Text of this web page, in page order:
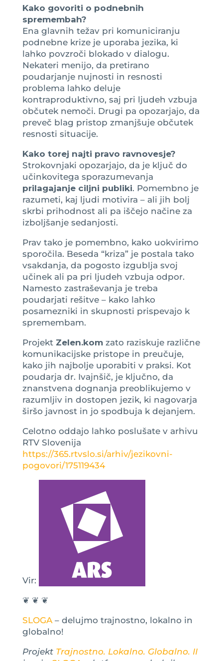
Kako govoriti o podnebnih
spremembah?
Ena glavnih težav pri komuniciranju
podnebne krize je uporaba jezika, ki
lahko povzroči blokado v dialogu.
Nekateri menijo, da pretirano
poudarjanje nujnosti in resnosti
problema lahko deluje
kontraproduktivno, saj pri ljudeh vzbuja
občutek nemoči. Drugi pa opozarjajo, da
preveč blag pristop zmanjšuje občutek
resnosti situacije.
Kako torej najti pravo ravnovesje?
Strokovnjaki opozarjajo, da je ključ do
učinkovitega sporazumevanja
prilagajanje ciljni publiki. Pomembno je
razumeti, kaj ljudi motivira – ali jih bolj
skrbi prihodnost ali pa iščejo načine za
izboljšanje sedanjosti.
Prav tako je pomembno, kako uokvirimo
sporočila. Beseda “kriza” je postala tako
vsakdanja, da pogosto izgublja svoj
učinek ali pa pri ljudeh vzbuja odpor.
Namesto zastraševanja je treba
poudarjati rešitve – kako lahko
posamezniki in skupnosti prispevajo k
spremembam.
Projekt Zelen.komzato raziskuje različne
komunikacijske pristope in preučuje,
kako jih najbolje uporabiti v praksi. Kot
poudarja dr. Ivajnšič, je ključno, da
znanstvena dognanja preoblikujemo v
razumljiv in dostopen jezik, ki nagovarja
širšo javnost in jo spodbuja k dejanjem.
Celotno oddajo lahko poslušate v arhivu
RTV Slovenija
https://365.rtvslo.si/arhiv/jezikovni-
pogovori/175119434
Vir:
❦ ❦ ❦
SLOGA– delujmo trajnostno, lokalno in
globalno!
Projekt Trajnostno. Lokalno. Globalno. II